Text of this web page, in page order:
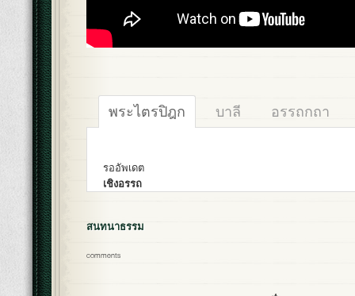
พระไตรปิฎก บาลี อรรถกถา
รออัพเดต
เชิงอรรถ
สนทนาธรรม
comments